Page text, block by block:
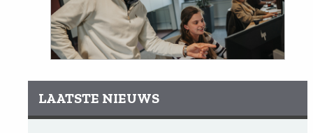
LAATSTE NIEUWS